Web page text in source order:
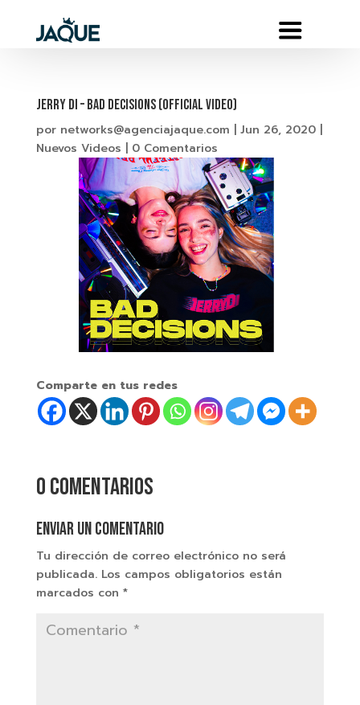
Jerry Di – BAD DECISIONS (Official Video)
por networks@agenciajaque.com Jun 26, 2020|
Nuevos Videos
0 Comentarios
Comparte en tus redes
0 comentarios
Enviar un comentario
Tu dirección de correo electrónico no será
publicada. Los campos obligatorios están
marcados con *